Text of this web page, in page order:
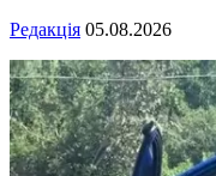
Редакція 05.08.2026